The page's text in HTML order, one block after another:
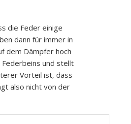
die Feder einige
dann für immer in
dem Dämpfer hoch
und stellt
Vorteil ist, dass
also nicht von der